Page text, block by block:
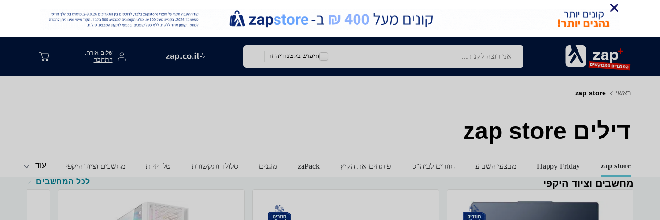
חיפוש בקטגוריה זו ל- שלום אורח,
התחבר
ראשי zap store
דילים zap store
zap store
Happy Friday מבצעי השבוע חוזרים לביה"ס פותחים את הקיץ zaPack מזגנים סלולר ותקשורת טלוויזיות מחשבים וציוד היקפי עוד
מחשבים וציוד היקפי לכל המחשבים